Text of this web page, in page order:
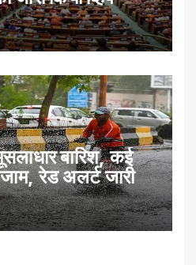
बारिश, कई
रेड अलर्ट जारी